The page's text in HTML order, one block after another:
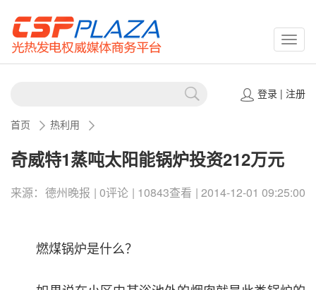
登录| 注册
首页 热利用
奇威特1蒸吨太阳能锅炉投资212万元
来源：德州晚报 | 0评论 | 10843查看 | 2014-12-01 09:25:00
燃煤锅炉是什么？